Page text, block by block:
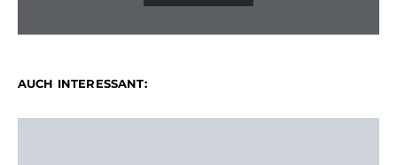
AUCH INTERESSANT: